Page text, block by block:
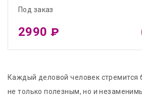
Под заказ
2990₽
Каждый деловой человек стремится
не только полезным, но и